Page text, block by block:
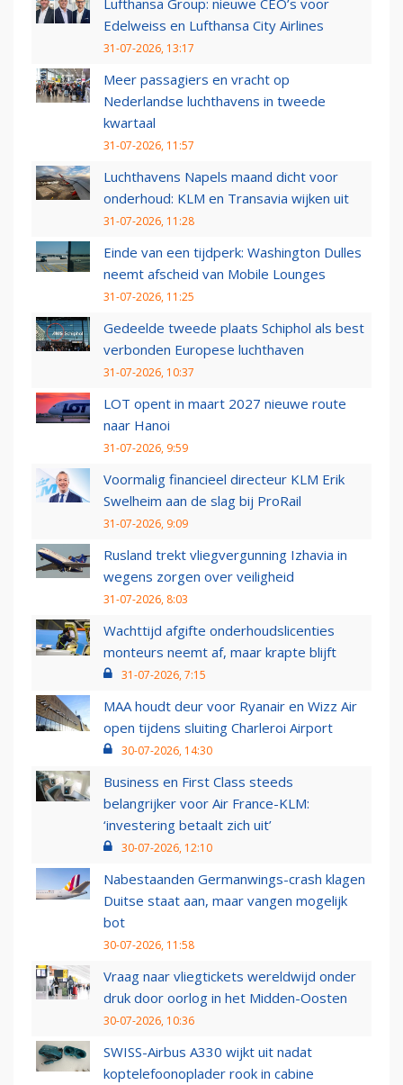
Lufthansa Group: nieuwe CEO’s voor
Edelweiss en Lufthansa City Airlines
31-07-2026, 13:17
Meer passagiers en vracht op
Nederlandse luchthavens in tweede
kwartaal
31-07-2026, 11:57
Luchthavens Napels maand dicht voor
onderhoud: KLM en Transavia wijken uit
31-07-2026, 11:28
Einde van een tijdperk: Washington Dulles
neemt afscheid van Mobile Lounges
31-07-2026, 11:25
Gedeelde tweede plaats Schiphol als best
verbonden Europese luchthaven
31-07-2026, 10:37
LOT opent in maart 2027 nieuwe route
naar Hanoi
31-07-2026, 9:59
Voormalig financieel directeur KLM Erik
Swelheim aan de slag bij ProRail
31-07-2026, 9:09
Rusland trekt vliegvergunning Izhavia in
wegens zorgen over veiligheid
31-07-2026, 8:03
Wachttijd afgifte onderhoudslicenties
monteurs neemt af, maar krapte blijft
31-07-2026, 7:15
MAA houdt deur voor Ryanair en Wizz Air
open tijdens sluiting Charleroi Airport
30-07-2026, 14:30
Business en First Class steeds
belangrijker voor Air France-KLM:
‘investering betaalt zich uit’
30-07-2026, 12:10
Nabestaanden Germanwings-crash klagen
Duitse staat aan, maar vangen mogelijk
bot
30-07-2026, 11:58
Vraag naar vliegtickets wereldwijd onder
druk door oorlog in het Midden-Oosten
30-07-2026, 10:36
SWISS-Airbus A330 wijkt uit nadat
koptelefoonoplader rook in cabine